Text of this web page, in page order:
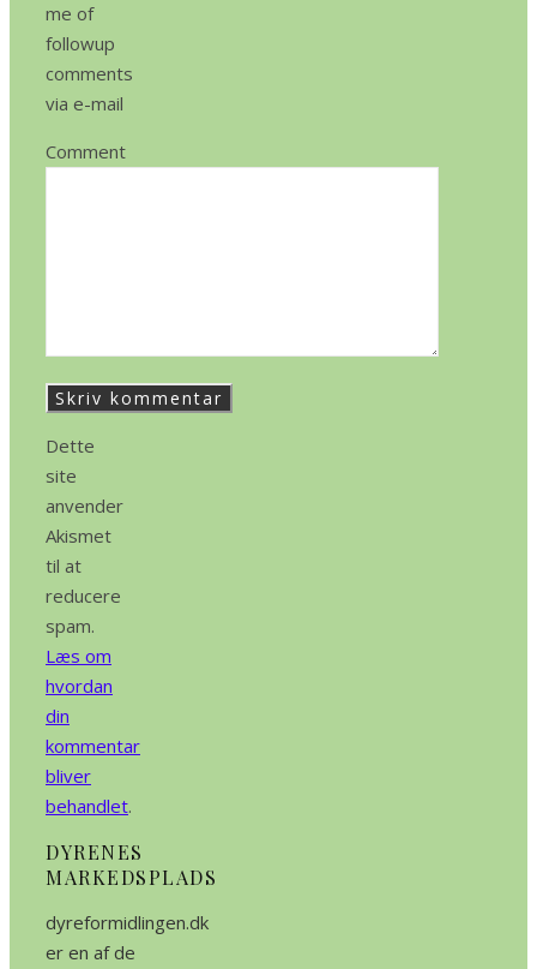
me of
followup
comments
via e-mail
Comment
Dette
site
anvender
Akismet
til at
reducere
spam.
Læs om
hvordan
din
kommentar
bliver
behandlet.
DYRENES
MARKEDSPLADS
dyreformidlingen.dk
er en af de